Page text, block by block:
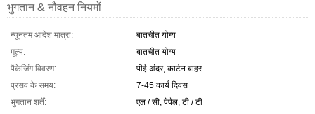
भुगतान & नौवहन नियमों
न्यूनतम आदेश मात्रा:
बातचीत योग्य
मूल्य:
बातचीत योग्य
पैकेजिंग विवरण:
पीई अंदर, कार्टन बाहर
प्रसव के समय:
7-45 कार्य दिवस
भुगतान शर्तें:
एल / सी, पेपैल, टी / टी